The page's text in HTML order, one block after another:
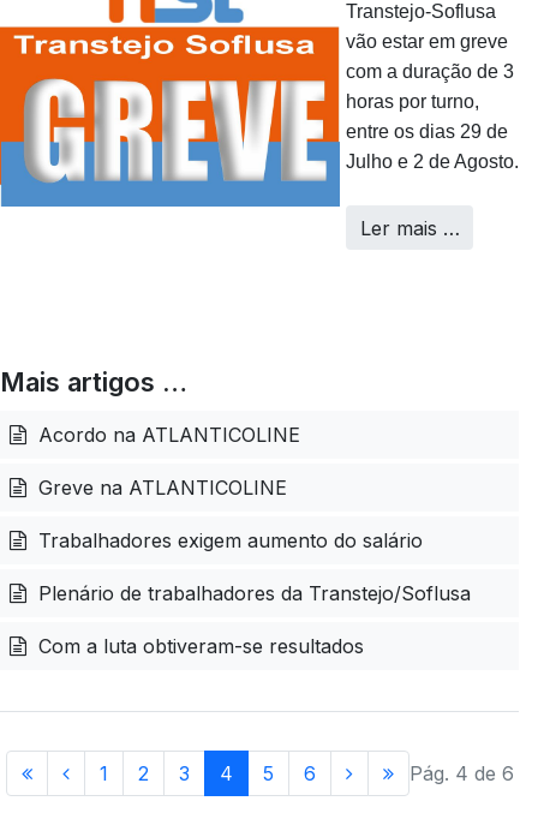
Transtejo-Soflusa
vão estar em greve
com a duração de 3
horas por turno,
entre os dias 29 de
Julho e 2 de Agosto.
Ler mais …
Mais artigos …
Acordo na ATLANTICOLINE
Greve na ATLANTICOLINE
Trabalhadores exigem aumento do salário
Plenário de trabalhadores da Transtejo/Soflusa
Com a luta obtiveram-se resultados
1 2 3 4 5 6 Pág. 4 de 6